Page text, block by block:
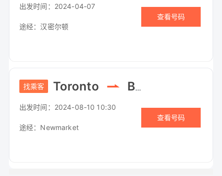
出发时间： 2024-04-07
途经： 汉密尔顿
查看号码
找乘客 Toronto Barrie
出发时间： 2024-08-10 10:30
途经： Newmarket
查看号码